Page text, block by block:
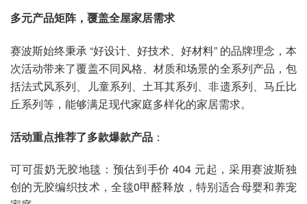
多元产品矩阵，覆盖全屋家居需求
赛波斯始终秉承 “好设计、好技术、好材料” 的品牌理念，本
次活动带来了覆盖不同风格、材质和场景的全系列产品，包
括法式风系列、儿童系列、土耳其系列、非遗系列、马丘比
丘系列等，能够满足现代家庭多样化的家居需求。
活动重点推荐了多款爆款产品 ：
可可蛋奶无胶地毯：预估到手价 404 元起，采用赛波斯独
创的无胶编织技术，全毯0甲醛释放，特别适合母婴和养宠